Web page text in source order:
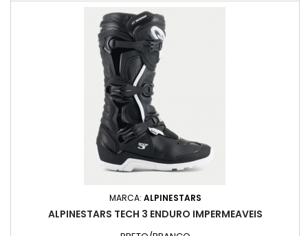
MARCA: ALPINESTARS
ALPINESTARS TECH 3 ENDURO IMPERMEAVEIS